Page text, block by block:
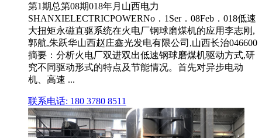
第1期总第08期018年月山西电力
SHANXIELECTRICPOWERNo．1Ser．08Feb．018低速
大扭矩永磁直驱系统在火电厂钢球磨煤机的应用李志刚,
郭航,朱跃华山西赵庄鑫光发电有限公司,山西长治046600
摘要：分析火电厂双进双出低速钢球磨煤机驱动方式,研
究不同驱动形式的特点及节能情况。首先对异步电动
机、高速 ...
联系电话: 180 3780 8511